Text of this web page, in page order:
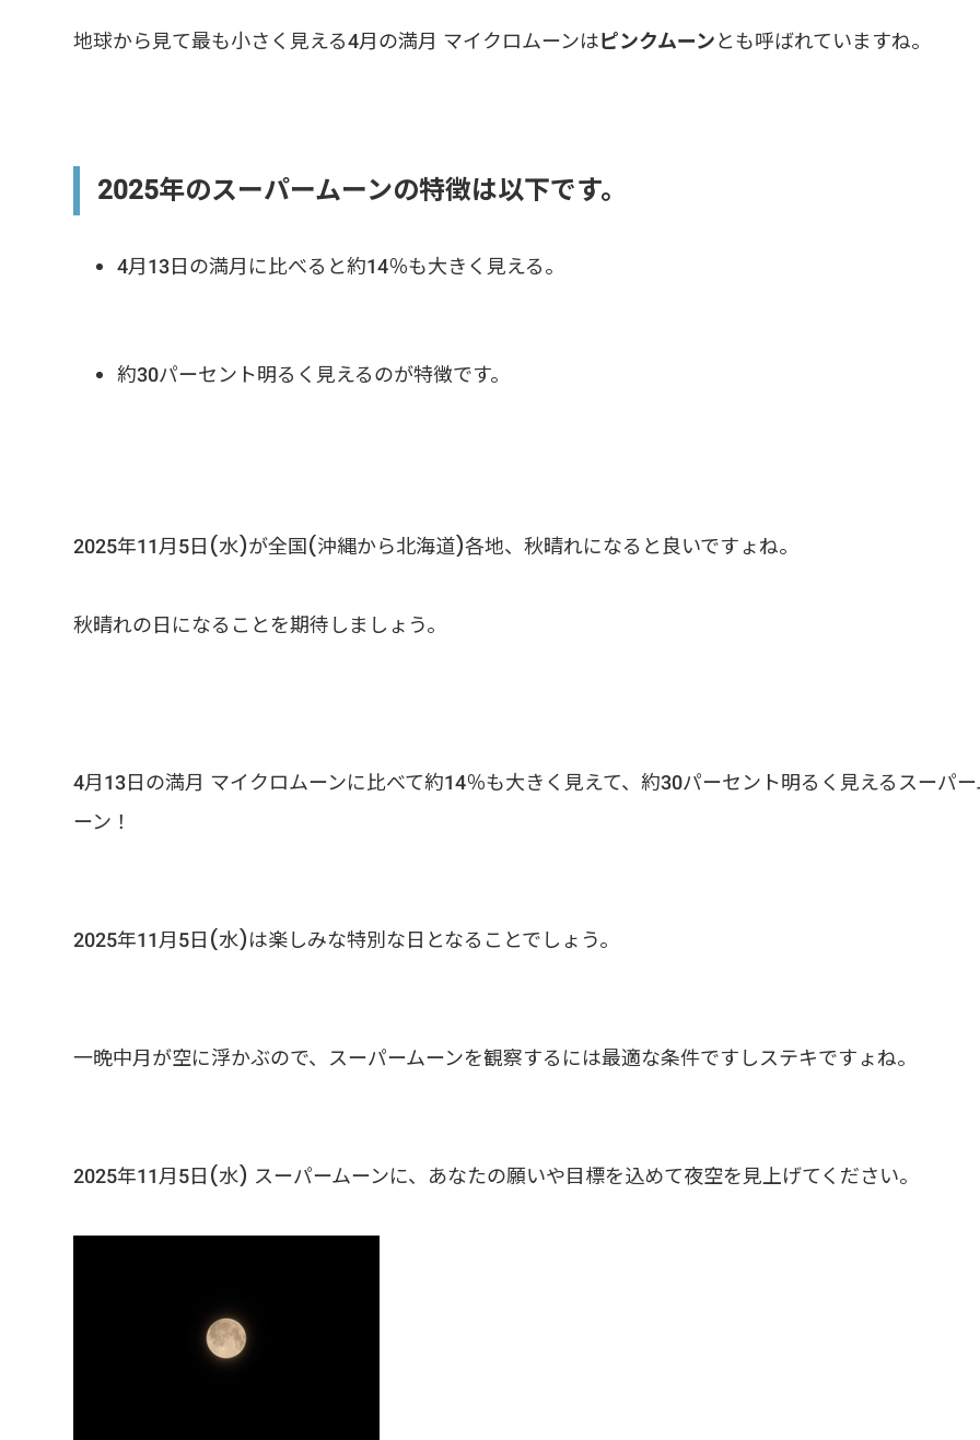
地球から見て最も小さく見える4月の満月 マイクロムーンはピンクムーンとも呼ばれていますね。
2025年のスーパームーンの特徴は以下です。
4月13日の満月に比べると約14％も大きく見える。
約30パーセント明るく見えるのが特徴です。
2025年11月5日(水)が全国(沖縄から北海道)各地、秋晴れになると良いですょね。
秋晴れの日になることを期待しましょう。
4月13日の満月 マイクロムーンに比べて約14％も大きく見えて、約30パーセント明るく見えるスーパ
ーン！
2025年11月5日(水)は楽しみな特別な日となることでしょう。
一晩中月が空に浮かぶので、スーパームーンを観察するには最適な条件ですしステキですょね。
2025年11月5日(水) スーパームーンに、あなたの願いや目標を込めて夜空を見上げてください。